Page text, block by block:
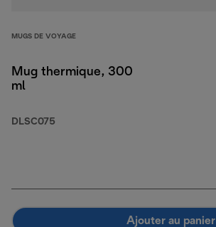
MUGS DE VOYAGE
Mug thermique, 300
ml
DLSC075
Ajouter au panier